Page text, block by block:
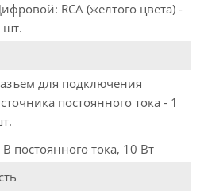
RCA (желтого цвета) -
шт.
для подключения
постоянного тока - 1
В постоянного тока, 10 Вт